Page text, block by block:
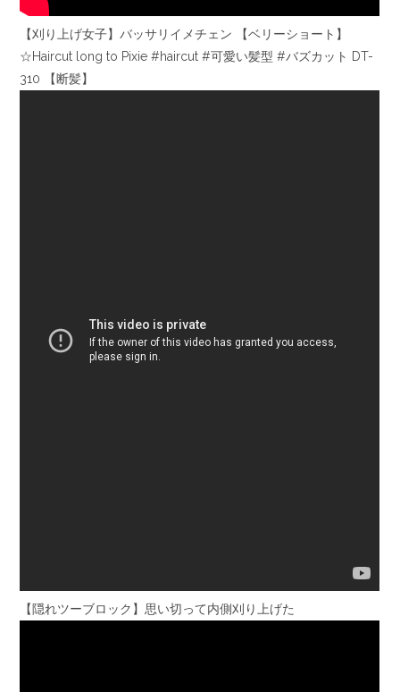
【刈り上げ女子】バッサリイメチェン 【ベリーショート】
☆Haircut long to Pixie #haircut #可愛い髪型 #バズカット DT-
310 【断髪】
【隠れツーブロック】思い切って内側刈り上げた